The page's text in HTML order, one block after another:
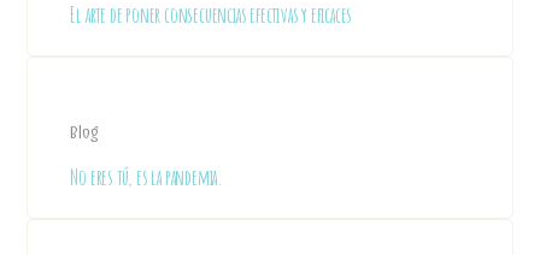
El arte de poner consecuencias efectivas y eficaces
Blog
No eres tú, es la pandemia.